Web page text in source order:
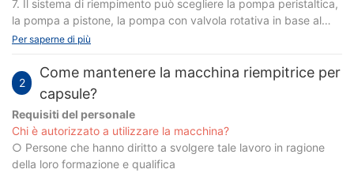
7. Il sistema di riempimento può scegliere la pompa peristaltica,
la pompa a pistone, la pompa con valvola rotativa in base al
diverso materiale di riempimento, la misurazione è precisa e la
Per saperne di più
2
Come mantenere la macchina riempitrice per
capsule?
Requisiti del personale
Chi è autorizzato a utilizzare la macchina?
○ Persone che hanno diritto a svolgere tale lavoro in ragione
della loro formazione e qualifica